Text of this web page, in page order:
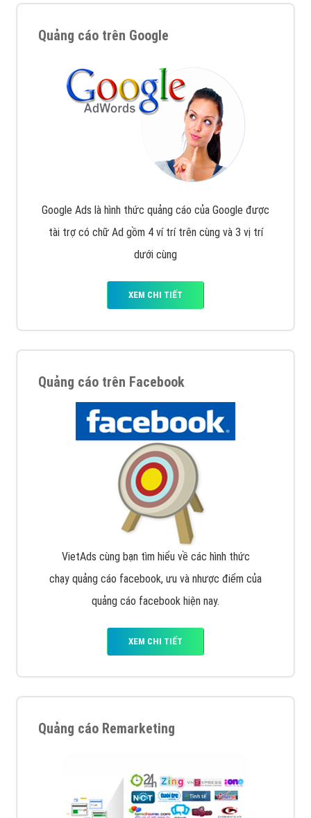
Quảng cáo trên Google
Google Ads là hình thức quảng cáo của Google được
tài trợ có chữ Ad gồm 4 ví trí trên cùng và 3 vị trí
dưới cùng
XEM CHI TIẾT
Quảng cáo trên Facebook
VietAds cùng bạn tìm hiểu về các hình thức
chạy quảng cáo facebook, ưu và nhược điểm của
quảng cáo facebook hiện nay.
XEM CHI TIẾT
Quảng cáo Remarketing